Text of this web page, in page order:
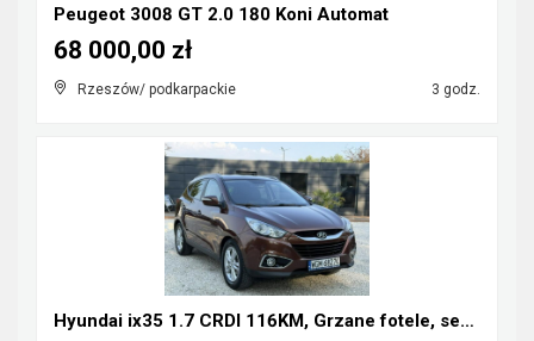
Peugeot 3008 GT 2.0 180 Koni Automat
Rzeszów/ podkarpackie 3 godz.
68 000,00 zł
Hyundai ix35 1.7 CRDI 116KM, Grzane fotele, serwis...